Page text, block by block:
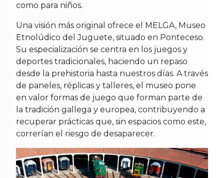
como para niños.
Una visión más original ofrece el MELGA, Museo
Etnolúdico del Juguete, situado en Ponteceso.
Su especialización se centra en los juegos y
deportes tradicionales, haciendo un repaso
desde la prehistoria hasta nuestros días. A través
de paneles, réplicas y talleres, el museo pone
en valor formas de juego que forman parte de
la tradición gallega y europea, contribuyendo a
recuperar prácticas que, sin espacios como este,
correrían el riesgo de desaparecer.